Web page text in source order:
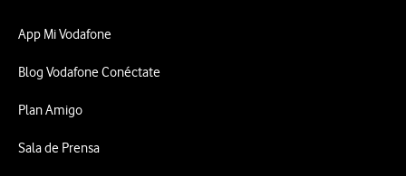
App Mi Vodafone
Blog Vodafone Conéctate
Plan Amigo
Sala de Prensa